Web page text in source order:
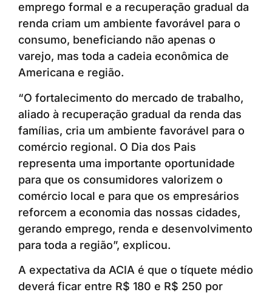
emprego formal e a recuperação gradual da
renda criam um ambiente favorável para o
consumo, beneficiando não apenas o
varejo, mas toda a cadeia econômica de
Americana e região.
“O fortalecimento do mercado de trabalho,
aliado à recuperação gradual da renda das
famílias, cria um ambiente favorável para o
comércio regional. O Dia dos Pais
representa uma importante oportunidade
para que os consumidores valorizem o
comércio local e para que os empresários
reforcem a economia das nossas cidades,
gerando emprego, renda e desenvolvimento
para toda a região”, explicou.
A expectativa da ACIA é que o tíquete médio
deverá ficar entre R$ 180 e R$ 250 por